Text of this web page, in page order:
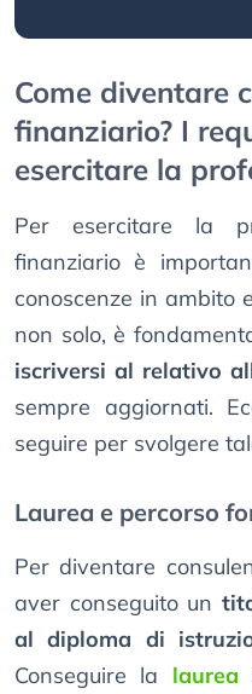
Come diventare
finanziario? I
esercitare la
Per esercitare la
finanziario è
conoscenze in ambito
non solo, è
iscriversi al relativo
sempre aggiornati.
seguire per svolgere
Laurea e percorso
Per diventare
aver conseguito un
al diploma di
Conseguire la laurea